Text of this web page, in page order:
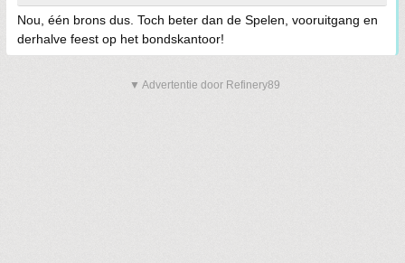
Nou, één brons dus. Toch beter dan de Spelen, vooruitgang en
derhalve feest op het bondskantoor!
▼ Advertentie door Refinery89